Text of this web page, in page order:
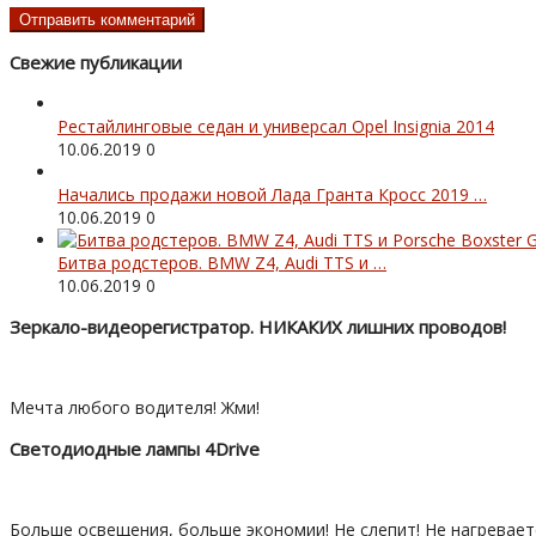
Свежие публикации
Рестайлинговые седан и универсал Opel Insignia 2014
10.06.2019 0
Начались продажи новой Лада Гранта Кросс 2019 …
10.06.2019 0
Битва родстеров. BMW Z4, Audi TTS и …
10.06.2019 0
Зеркало-видеорегистратор. НИКАКИХ лишних проводов!
Мечта любого водителя! Жми!
Светодиодные лампы 4Drive
Больше освещения, больше экономии! Не слепит! Не